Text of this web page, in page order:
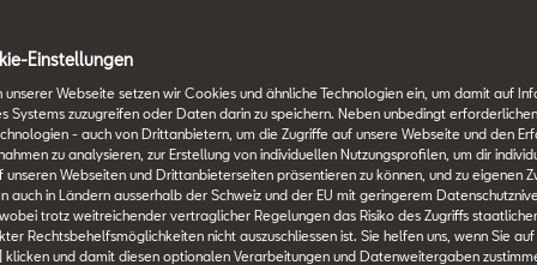
LED
Max. Leistung
204 PS
Einstellungen
unserer Webseite setzen wir Cookies und ähnliche Technologien ein, um damit auf
Systems zuzugreifen oder Daten darin zu speichern. Neben unbedingt
- auch von Drittanbietern, um die Zugriffe auf unsere Webseite und den
zu analysieren, zur Erstellung von individuellen Nutzungsprofilen, um dir
unseren Webseiten und Drittanbieterseiten präsentieren zu können, und zu eigenen
auch in Ländern ausserhalb der Schweiz und der EU mit geringerem
trotz weitreichender vertraglicher Regelungen das Risiko des Zugriffs
Rechtsbehelfsmöglichkeiten nicht auszuschliessen ist. Sie helfen uns, wenn Sie
klicken und damit diesen optionalen Verarbeitungen und Datenweitergaben